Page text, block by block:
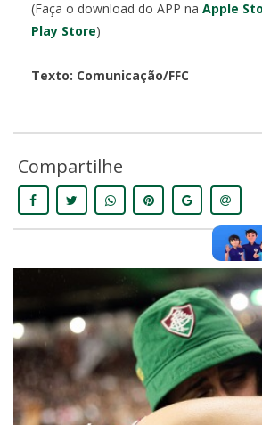
(Faça o download do APP na Apple
Play Store)
Texto: Comunicação/FFC
Compartilhe